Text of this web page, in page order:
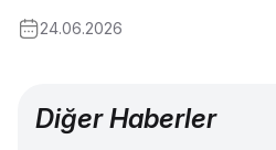
24.06.2026
Diğer Haberler